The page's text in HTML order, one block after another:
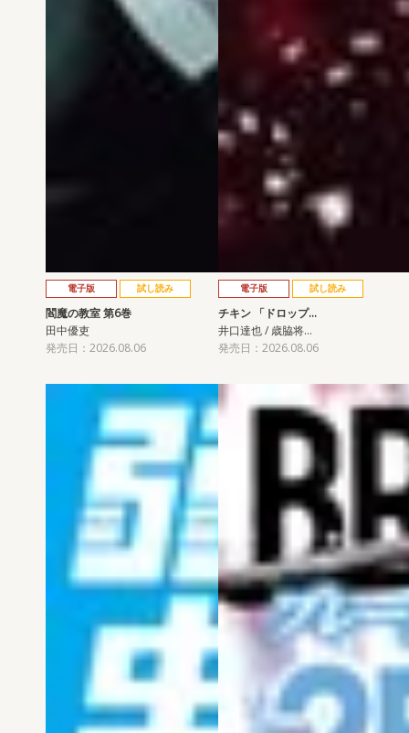
電子版 試し読み
閻魔の教室 第6巻
田中優吏
発売日：2026.08.06
電子版 試し読み
チキン 「ドロップ…
井口達也 / 歳脇将…
発売日：2026.08.06